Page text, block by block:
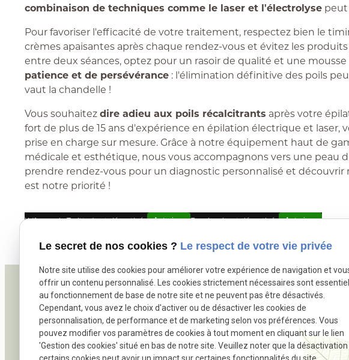
combinaison de techniques comme le laser et l'électrolyse peut
Pour favoriser l'efficacité de votre traitement, respectez bien le
crèmes apaisantes après chaque rendez-vous et évitez les
entre deux séances, optez pour un rasoir de qualité et une
patience et de persévérance : l'élimination définitive des poils
vaut la chandelle !
Vous souhaitezdire adieu aux poils récalcitrants après votre
fort de plus de 15 ans d'expérience en épilation électrique et laser,
prise en charge sur mesure. Grâce à notre équipement haut de
médicale et esthétique, nous vous accompagnons vers une peau
prendre rendez-vous pour un diagnostic personnalisé et découvrir
est notre priorité !
X (formerly Twitter) est désactivé. Autoriser Facebook est désactivé. Autoriser
Téléphone
01 84 20 18 82
Le secret de nos cookies ? Le respect de votre vie privée
Notre site utilise des cookies pour améliorer votre expérience de navigation et
offrir un contenu personnalisé. Les cookies strictement nécessaires sont
au fonctionnement de base de notre site et ne peuvent pas être désactivés.
Cependant, vous avez le choix d'activer ou de désactiver les cookies de
personnalisation, de performance et de marketing selon vos préférences. Vous
pouvez modifier vos paramètres de cookies à tout moment en cliquant sur le lien
'Gestion des cookies' situé en bas de notre site. Veuillez noter que la